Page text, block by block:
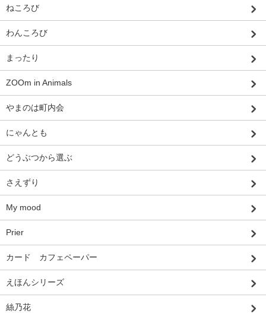
ねころび
わんころび
まったり
ZOOm in Animals
やまのは町内会
にゃんとも
どうぶつから選ぶ
さえずり
My mood
Prier
カード カフェペーパー
えほんシリーズ
絲乃花